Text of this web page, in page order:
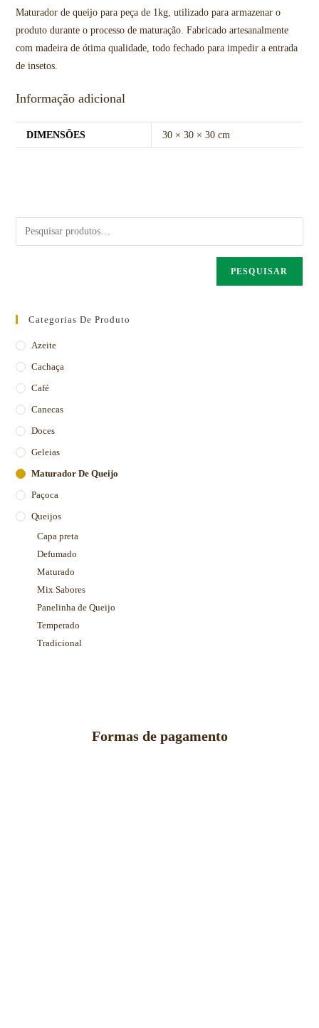
Maturador de queijo para peça de 1kg, utilizado para armazenar o
produto durante o processo de maturação. Fabricado artesanalmente
com madeira de ótima qualidade, todo fechado para impedir a entrada
de insetos.
Informação adicional
DIMENSÕES 30 × 30 × 30 cm
PESQUISAR
Categorias De Produto
Azeite
Cachaça
Café
Canecas
Doces
Geleias
Maturador De Queijo
Paçoca
Queijos
Capa preta
Defumado
Maturado
Mix Sabores
Panelinha de Queijo
Temperado
Tradicional
Formas de pagamento